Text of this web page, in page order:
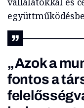
„Azok a
fontos a